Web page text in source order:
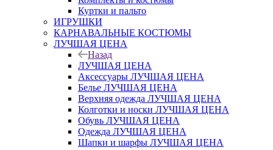
Куртки и пальто
ИГРУШКИ
КАРНАВАЛЬНЫЕ КОСТЮМЫ
ЛУЧШАЯ ЦЕНА
Назад
ЛУЧШАЯ ЦЕНА
Аксессуары ЛУЧШАЯ ЦЕНА
Белье ЛУЧШАЯ ЦЕНА
Верхняя одежда ЛУЧШАЯ ЦЕНА
Колготки и носки ЛУЧШАЯ ЦЕНА
Обувь ЛУЧШАЯ ЦЕНА
Одежда ЛУЧШАЯ ЦЕНА
Шапки и шарфы ЛУЧШАЯ ЦЕНА